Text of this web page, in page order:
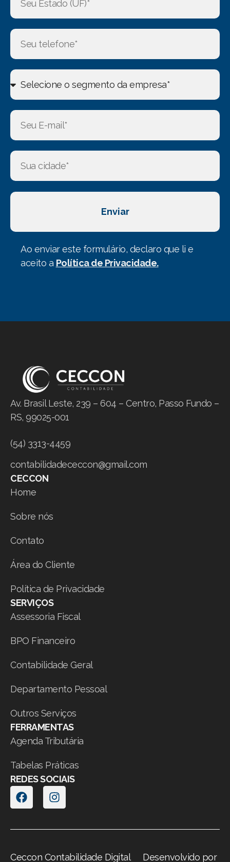
Enviar
Ao enviar este formulário, declaro que li e
aceito a Política de Privacidade.
Av. Brasil Leste, 239 – 604 – Centro, Passo Fundo –
RS, 99025-001
(54) 3313-4459
contabilidadececcon@gmail.com
CECCON
Home
Sobre nós
Contato
Área do Cliente
Política de Privacidade
SERVIÇOS
Assessoria Fiscal
BPO Financeiro
Contabilidade Geral
Departamento Pessoal
Outros Serviços
FERRAMENTAS
Agenda Tributária
Tabelas Práticas
REDES SOCIAIS
Ceccon Contabilidade Digital Desenvolvido por